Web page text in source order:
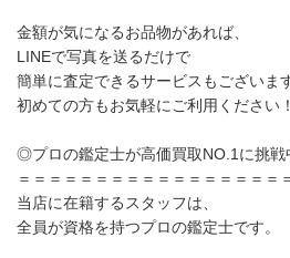
金額が気になるお品物があれば、
LINEで写真を送るだけで
簡単に査定できるサービスもございま
初めての方もお気軽にご利用ください！
◎プロの鑑定士が高価買取NO.1に挑戦
＝＝＝＝＝＝＝＝＝＝＝＝＝＝＝＝＝
当店に在籍するスタッフは、
全員が資格を持つプロの鑑定士です。